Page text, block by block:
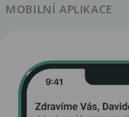
MOBILNÍ APLIKACE